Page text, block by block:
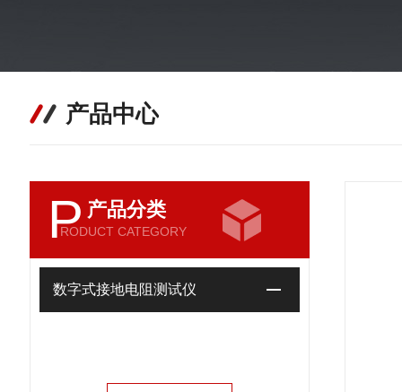
产品中心
P 产品分类
RODUCT CATEGORY
数字式接地电阻测试仪